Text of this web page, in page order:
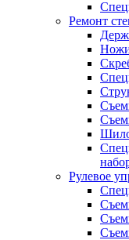
Ремонт
Ножи
Рулевое